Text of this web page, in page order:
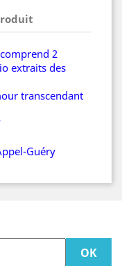
2
extraits des
transcendant
Guéry